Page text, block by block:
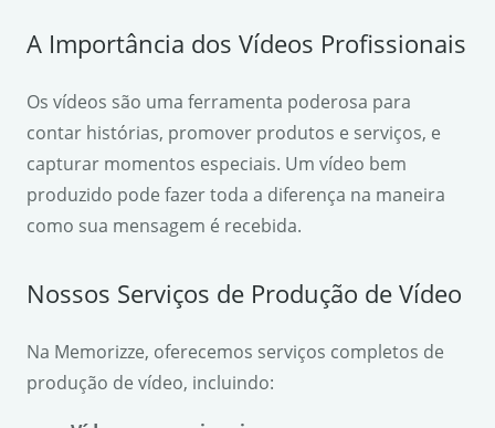
A Importância dos Vídeos Profissionais
Os vídeos são uma ferramenta poderosa para
contar histórias, promover produtos e serviços, e
capturar momentos especiais. Um vídeo bem
produzido pode fazer toda a diferença na maneira
como sua mensagem é recebida.
Nossos Serviços de Produção de Vídeo
Na Memorizze, oferecemos serviços completos de
produção de vídeo, incluindo: